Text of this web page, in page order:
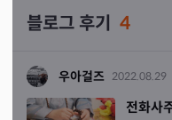
블로그 후기 4
우아걸즈 2022.08.29